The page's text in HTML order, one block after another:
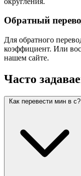
Обратный
Для обратного
коэффициент. Или
нашем сайте.
Часто
Как перевести мин в с?